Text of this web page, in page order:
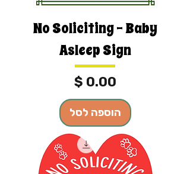
No Soliciting - Baby
Asleep Sign
מחיר
הוספה לסל